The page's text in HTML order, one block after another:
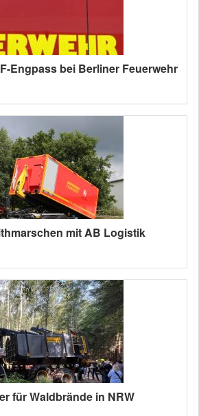
Engpass bei Berliner Feuerwehr
mit AB Logistik
für Waldbrände in NRW